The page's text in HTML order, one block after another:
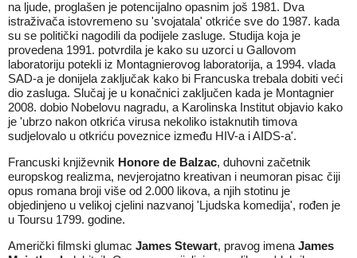
na ljude, proglašen je potencijalno opasnim još 1981. Dva
istraživača istovremeno su 'svojatala' otkriće sve do 1987. kada
su se politički nagodili da podijele zasluge. Studija koja je
provedena 1991. potvrdila je kako su uzorci u Gallovom
laboratoriju potekli iz Montagnierovog laboratorija, a 1994. vlada
SAD-a je donijela zaključak kako bi Francuska trebala dobiti veći
dio zasluga. Slučaj je u konačnici zaključen kada je Montagnier
2008. dobio Nobelovu nagradu, a Karolinska Institut objavio kako
je 'ubrzo nakon otkrića virusa nekoliko istaknutih timova
sudjelovalo u otkriću poveznice između HIV-a i AIDS-a'.
Francuski književnik Honore de Balzac, duhovni začetnik
europskog realizma, nevjerojatno kreativan i neumoran pisac čiji
opus romana broji više od 2.000 likova, a njih stotinu je
objedinjeno u velikoj cjelini nazvanoj 'Ljudska komedija', rođen je
u Toursu 1799. godine.
Američki filmski glumac James Stewart, pravog imena James